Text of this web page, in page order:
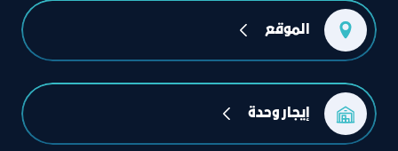
الموقع
إيجار وحدة